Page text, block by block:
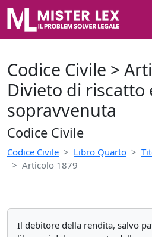
Codice Civile >
Divieto di riscatto
sopravvenuta
Codice Civile
Codice Civile Libro Quarto
Articolo 1879
Il debitore della rendita, salvo